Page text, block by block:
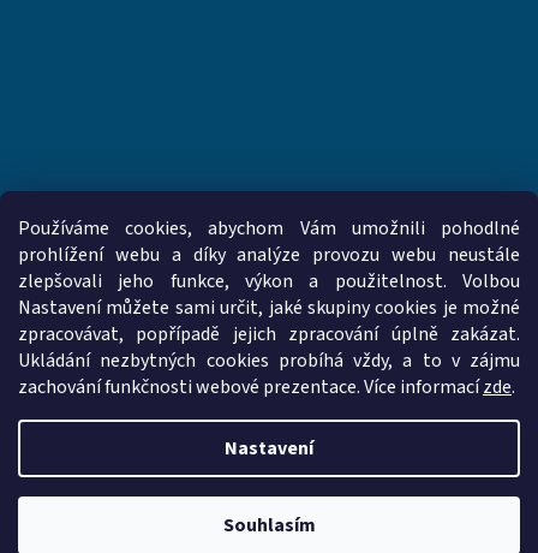
Používáme cookies, abychom Vám umožnili pohodlné
prohlížení webu a díky analýze provozu webu neustále
zlepšovali jeho funkce, výkon a použitelnost. Volbou
Nastavení můžete sami určit, jaké skupiny cookies je možné
zpracovávat, popřípadě jejich zpracování úplně zakázat.
Ukládání nezbytných cookies probíhá vždy, a to v zájmu
zachování funkčnosti webové prezentace. Více informacízde.
Nastavení
Souhlasím
www.vzduchotechnika-ventilatory.cz www.palmat.cz
Vytvořil Shoptet
Copyright 2026vzduchotechnika-ventilatory.cz. Všechna práva
Upravit nastavení cookies